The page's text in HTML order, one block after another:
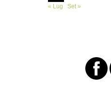
« Lug
Set »